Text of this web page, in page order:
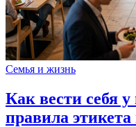
Семья и жизнь
Как вести себя
правила этикета